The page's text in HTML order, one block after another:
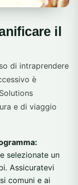
il
di intraprendere
è
e di viaggio
e selezionate un
Assicuratevi
comuni e ai